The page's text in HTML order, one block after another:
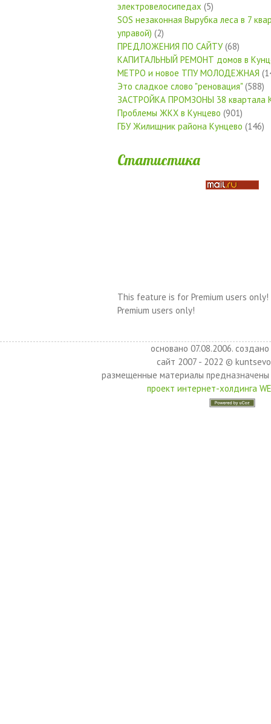
электровелосипедах (5)
SOS незаконная Вырубка леса в 7
управой) (2)
ПРЕДЛОЖЕНИЯ ПО САЙТУ(68)
КАПИТАЛЬНЫЙ РЕМОНТ домов в
МЕТРО и новое ТПУ МОЛОДЕЖНАЯ
Это сладкое слово "реновация" (588)
ЗАСТРОЙКА ПРОМЗОНЫ 38 квартала
Проблемы ЖКХ в Кунцево (901)
ГБУ Жилищник района Кунцево (146)
Статистика
This feature is for Premium users only!
Premium users only!
основано 07.08.2006.
сайт 2007 - 2022 ©
размещенные материалы
проект интернет-холдинга